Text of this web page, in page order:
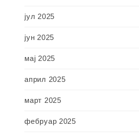
јул 2025
јун 2025
мај 2025
април 2025
март 2025
фебруар 2025